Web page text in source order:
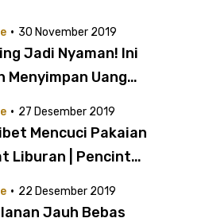
· 30 November 2019
Jadi Nyaman! Ini
Menyimpan Uang
· 27 Desember 2019
Mencuci Pakaian
Liburan | Pencinta
· 22 Desember 2019
Jauh Bebas